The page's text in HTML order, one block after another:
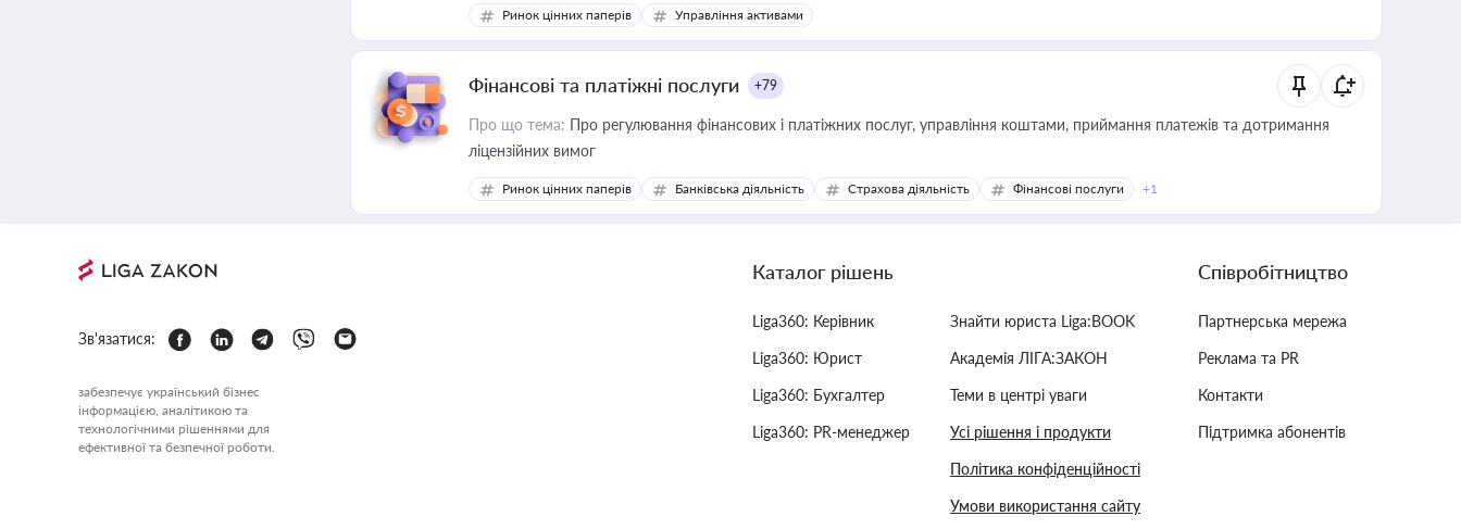
Ринок цінних паперів Управління активами
Фінансові та платіжні послуги +79
Про що тема: Про регулювання фінансових і платіжних послуг, управління коштами, приймання платежів та дотримання
ліцензійних вимог
Ринок цінних паперів Банківська діяльність Страхова діяльність Фінансові послуги +1
Зв'язатися:
забезпечує український бізнес
інформацією, аналітикою та
технологічними рішеннями для
ефективної та безпечної роботи.
Каталог рішень
Liga360: Керівник
Liga360: Юрист
Liga360: Бухгалтер
Liga360: PR-менеджер
Знайти юриста Liga:BOOK
Академія ЛІГА:ЗАКОН
Теми в центрі уваги
Усі рішення і продукти
Політика конфіденційності
Умови використання сайту
Співробітництво
Партнерська мережа
Реклама та PR
Контакти
Підтримка абонентів